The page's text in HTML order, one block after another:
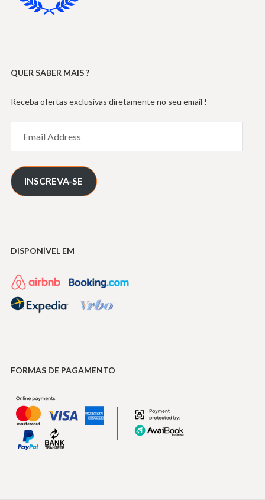
QUER SABER MAIS ?
Receba ofertas exclusivas diretamente no seu email !
Address
INSCREVA-SE
DISPONÍVEL EM
FORMAS DE PAGAMENTO